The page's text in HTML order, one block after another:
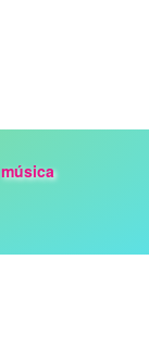
música